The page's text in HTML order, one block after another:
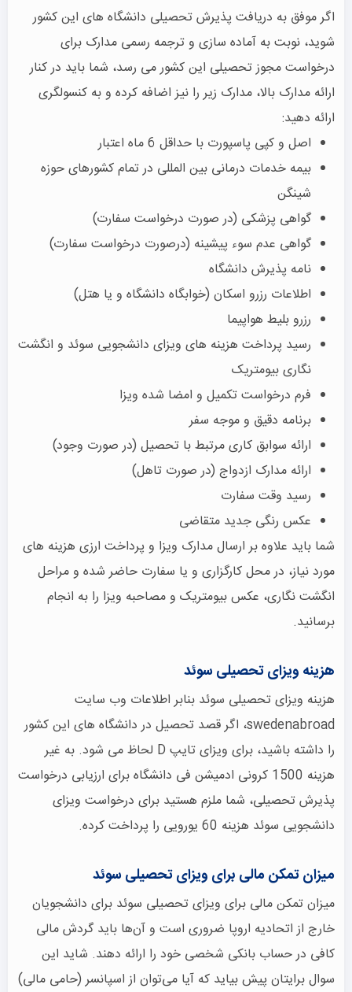
اگر موفق به دریافت پذیرش تحصیلی دانشگاه های این کشور
شوید، نوبت به آماده سازی و ترجمه رسمی مدارک برای
درخواست مجوز تحصیلی این کشور می رسد، شما باید در کنار
ارائه مدارک بالا، مدارک زیر را نیز اضافه کرده و به کنسولگری
ارائه دهید:
اصل و کپی پاسپورت با حداقل 6 ماه اعتبار
بیمه خدمات درمانی بین المللی در تمام کشورهای حوزه
شینگن
گواهی پزشکی (در صورت درخواست سفارت)
گواهی عدم سوء پیشینه (درصورت درخواست سفارت)
نامه پذیرش دانشگاه
اطلاعات رزرو اسکان (خوابگاه دانشگاه و یا هتل)
رزرو بلیط هواپیما
رسید پرداخت هزینه های ویزای دانشجویی سوئد و انگشت
نگاری بیومتریک
فرم درخواست تکمیل و امضا شده ویزا
برنامه دقیق و موجه سفر
ارائه سوابق کاری مرتبط با تحصیل (در صورت وجود)
ارائه مدارک ازدواج (در صورت تاهل)
رسید وقت سفارت
عکس رنگی جدید متقاضی
شما باید علاوه بر ارسال مدارک ویزا و پرداخت ارزی هزینه های
مورد نیاز، در محل کارگزاری و یا سفارت حاضر شده و مراحل
انگشت نگاری، عکس بیومتریک و مصاحبه ویزا را به انجام
برسانید.
هزینه ویزای تحصیلی سوئد
هزینه ویزای تحصیلی سوئد بنابر اطلاعات وب سایت
swedenabroad، اگر قصد تحصیل در دانشگاه های این کشور
را داشته باشید، برای ویزای تایپ D لحاظ می شود. به غیر
هزینه 1500 کرونی ادمیشن فی دانشگاه برای ارزیابی درخواست
پذیرش تحصیلی، شما ملزم هستید برای درخواست ویزای
دانشجویی سوئد هزینه 60 یورویی را پرداخت کرده.
میزان تمکن مالی برای ویزای تحصیلی سوئد
میزان تمکن مالی برای ویزای تحصیلی سوئد برای دانشجویان
خارج از اتحادیه اروپا ضروری است و آن‌ها باید گردش مالی
کافی در حساب بانکی شخصی خود را ارائه دهند. شاید این
سوال برایتان پیش بیاید که آیا می‌توان از اسپانسر (حامی مالی)